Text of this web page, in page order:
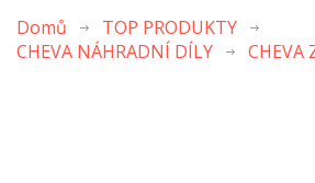
Domů
TOP PRODUKTY
CHEVA NÁHRADNÍ DÍLY
CHEVA